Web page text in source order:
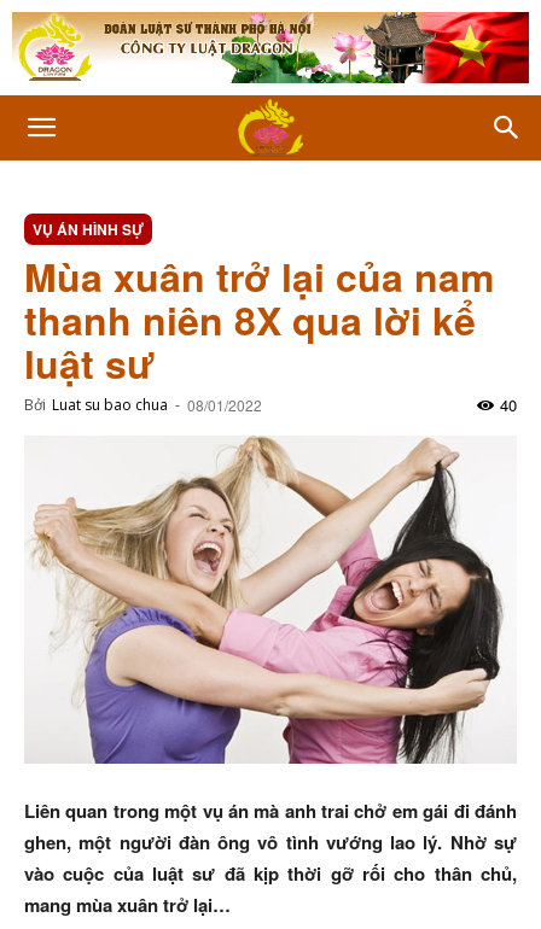
VỤ ÁN HÌNH SỰ
Mùa xuân trở lại của nam
thanh niên 8X qua lời kể
luật sư
Bởi Luat su bao chua - 08/01/2022 40
Liên quan trong một vụ án mà anh trai chở em gái đi đánh
ghen, một người đàn ông vô tình vướng lao lý. Nhờ sự
vào cuộc của luật sư đã kịp thời gỡ rối cho thân chủ,
mang mùa xuân trở lại…